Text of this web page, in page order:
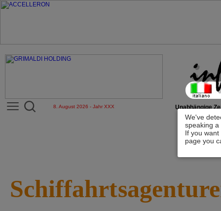
We've
speaking
If you
page you
8. August 2026 - Jahr XXX Unabhängige